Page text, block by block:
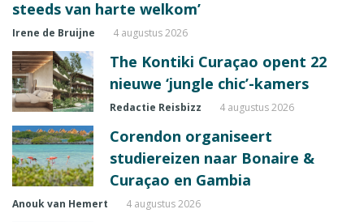
steeds van harte welkom’
Irene de Bruijne 4 augustus 2026
The Kontiki Curaçao opent 22
nieuwe ‘jungle chic’-kamers
Redactie Reisbizz 4 augustus 2026
Corendon organiseert
studiereizen naar Bonaire &
Curaçao en Gambia
Anouk van Hemert 4 augustus 2026